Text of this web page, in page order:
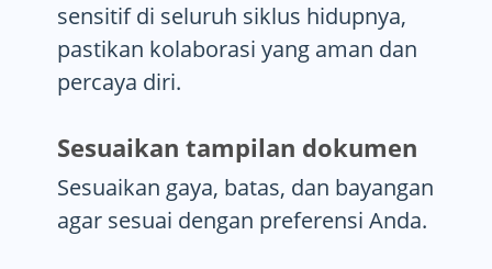
sensitif di seluruh siklus hidupnya,
pastikan kolaborasi yang aman dan
percaya diri.
Sesuaikan tampilan dokumen
Sesuaikan gaya, batas, dan bayangan
agar sesuai dengan preferensi Anda.